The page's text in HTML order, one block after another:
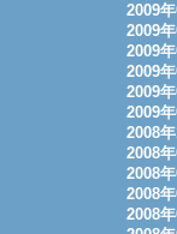
2009年
2009年
2009年
2009年
2009年
2009年
2008年
2008年
2008年
2008年
2008年